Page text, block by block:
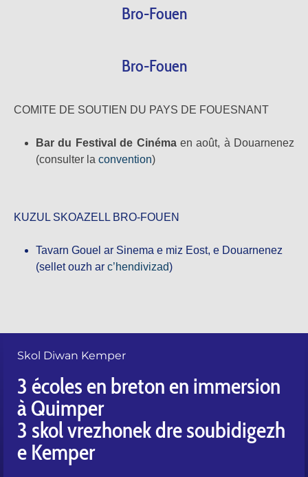
Bro-Fouen
Bro-Fouen
COMITE DE SOUTIEN DU PAYS DE FOUESNANT
Bar du Festival de Cinéma en août, à Douarnenez
(consulter la convention)
KUZUL SKOAZELL BRO-FOUEN
Tavarn Gouel ar Sinema e miz Eost, e Douarnenez
(sellet ouzh ar c’hendivizad)
Skol Diwan Kemper
3 écoles en breton en immersion
à Quimper
3 skol vrezhonek dre soubidigezh
e Kemper